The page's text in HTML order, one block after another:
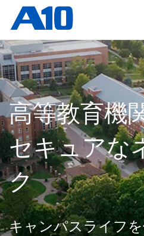
高等教育機
セキュアな
ク
キャンパスライフ